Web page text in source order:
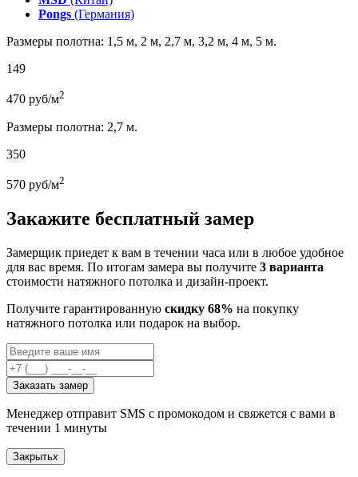
Pongs (Германия)
Размеры полотна: 1,5 м, 2 м, 2,7 м, 3,2 м, 4 м, 5 м.
149
470 руб/м2
Размеры полотна: 2,7 м.
350
570 руб/м2
Закажите бесплатный замер
Замерщик приедет к вам в течении часа или в любое удобное
для вас время. По итогам замера вы получите 3 варианта
стоимости натяжного потолка и дизайн-проект.
Получите гарантированную скидку 68% на покупку
натяжного потолка или подарок на выбор.
Заказать замер
Менеджер отправит SMS с промокодом и свяжется с вами в
течении 1 минуты
Закрытьx